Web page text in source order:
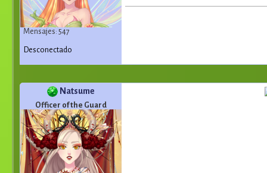
Mensajes: 547
Desconectado
Natsume
Officer of the Guard